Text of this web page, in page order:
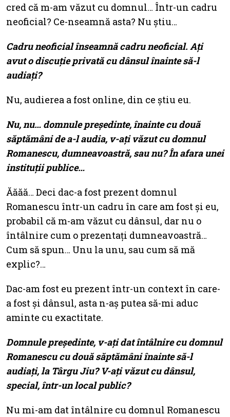
cred că m-am văzut cu domnul… Într-un cadru
neoficial? Ce-nseamnă asta? Nu știu…
Cadru neoficial înseamnă cadru neoficial. Ați
avut o discuție privată cu dânsul înainte să-l
audiați?
Nu, audierea a fost online, din ce știu eu.
Nu, nu… domnule președinte, înainte cu două
săptămâni de a-l audia, v-ați văzut cu domnul
Romanescu, dumneavoastră, sau nu? În afara unei
instituții publice…
Ăăăă… Deci dac-a fost prezent domnul
Romanescu într-un cadru în care am fost și eu,
probabil că m-am văzut cu dânsul, dar nu o
întâlnire cum o prezentați dumneavoastră…
Cum să spun… Unu la unu, sau cum să mă
explic?…
Dac-am fost eu prezent într-un context în care-
a fost și dânsul, asta n-aș putea să-mi aduc
aminte cu exactitate.
Domnule președinte, v-ați dat întâlnire cu domnul
Romanescu cu două săptămâni înainte să-l
audiați, la Târgu Jiu? V-ați văzut cu dânsul,
special, într-un local public?
Nu mi-am dat întâlnire cu domnul Romanescu